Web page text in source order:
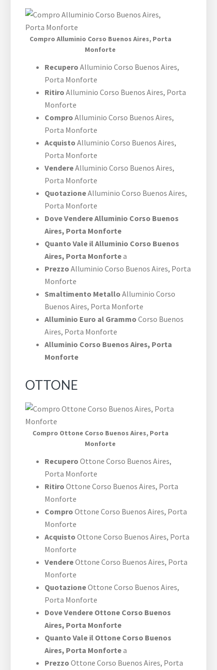
Compro Alluminio ​Corso Buenos Aires,​ Porta
Monforte
RecuperoAlluminio ​Corso Buenos Aires,​
Porta Monforte
Ritiro Alluminio ​Corso Buenos Aires,​ Porta
Monforte
Compro Alluminio ​Corso Buenos Aires,​
Porta Monforte
Acquisto Alluminio ​Corso Buenos Aires,​
Porta Monforte
VendereAlluminio ​Corso Buenos Aires,​
Porta Monforte
QuotazioneAlluminio ​Corso Buenos Aires,​
Porta Monforte
Dove Vendere Alluminio ​Corso Buenos
Aires,​ Porta Monforte
Quanto Vale il Alluminio ​Corso Buenos
Aires,​ Porta Monfortea
Prezzo Alluminio ​Corso Buenos Aires,​ Porta
Monforte
Smaltimento Metallo Alluminio ​Corso
Buenos Aires,​ Porta Monforte
Alluminio Euro al Grammo ​Corso Buenos
Aires,​ Porta Monforte
Alluminio ​Corso Buenos Aires,​ Porta
Monforte
OTTONE
Compro Ottone ​Corso Buenos Aires,​ Porta
Monforte
RecuperoOttone ​Corso Buenos Aires,​
Porta Monforte
Ritiro Ottone ​Corso Buenos Aires,​ Porta
Monforte
Compro Ottone ​Corso Buenos Aires,​ Porta
Monforte
Acquisto Ottone ​Corso Buenos Aires,​ Porta
Monforte
VendereOttone ​Corso Buenos Aires,​ Porta
Monforte
QuotazioneOttone ​Corso Buenos Aires,​
Porta Monforte
Dove Vendere Ottone ​Corso Buenos
Aires,​ Porta Monforte
Quanto Vale il Ottone ​Corso Buenos
Aires,​ Porta Monfortea
Prezzo Ottone ​Corso Buenos Aires,​ Porta